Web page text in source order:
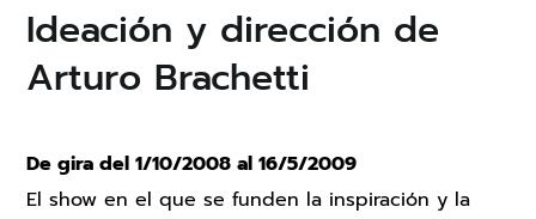
Ideación y dirección de
Arturo Brachetti
De gira del 1/10/2008 al 16/5/2009
El show en el que se funden la inspiración y la